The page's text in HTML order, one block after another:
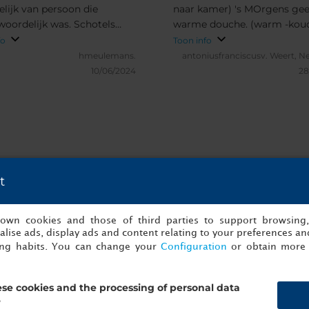
van persoon die
was. Schotels
aangevuld, lege
vaak niet tijdig afgeruimd.
NH hotels die we reeds
hmeulemans.
10/06/2024
naar kamer) 's MOrgens
warme douche. (warm -
ook niet goed aangegeven
douchekraan) Geen
hoger gelegen zitgedeelte
Toon info
antoniusfranciscusv. Weert,
gasten over NH Genova Centro
cookies and those of third parties to support
ads, display ads and content relating to your preferences
habits. You can change your Configuration or obtain
cookies and the processing of personal data